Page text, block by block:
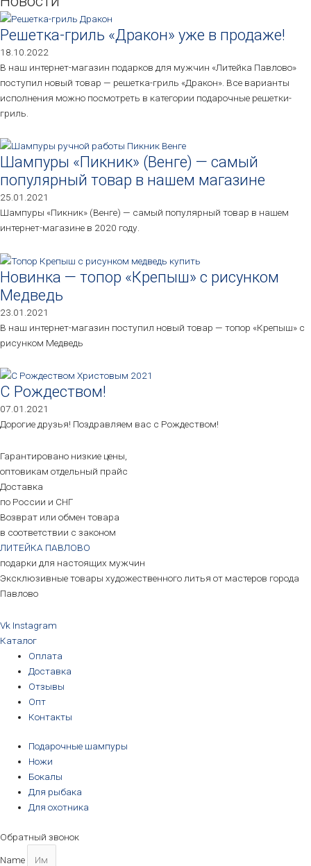
Решетка-гриль «Дракон» уже в продаже!
18.10.2022
В наш интернет-магазин подарков для мужчин «Литейка Павлово»
поступил новый товар — решетка-гриль «Дракон». Все варианты
исполнения можно посмотреть в категории подарочные решетки-
гриль.
Шампуры «Пикник» (Венге) — самый
популярный товар в нашем магазине
25.01.2021
Шампуры «Пикник» (Венге) — самый популярный товар в нашем
интернет-магазине в 2020 году.
Новинка — топор «Крепыш» с рисунком
Медведь
23.01.2021
В наш интернет-магазин поступил новый товар — топор «Крепыш» с
рисунком Медведь
С Рождеством!
07.01.2021
Дорогие друзья! Поздравляем вас с Рождеством!
Гарантировано низкие цены,
оптовикам отдельный прайс
Доставка
по России и СНГ
Возврат или обмен товара
в соответствии с законом
ЛИТЕЙКА ПАВЛОВО
подарки для настоящих мужчин
Эксклюзивные товары художественного литья от мастеров города
Павлово
Vk Instagram
Каталог
Оплата
Доставка
Отзывы
Опт
Контакты
Подарочные шампуры
Ножи
Бокалы
Для рыбака
Для охотника
Обратный звонок
Name